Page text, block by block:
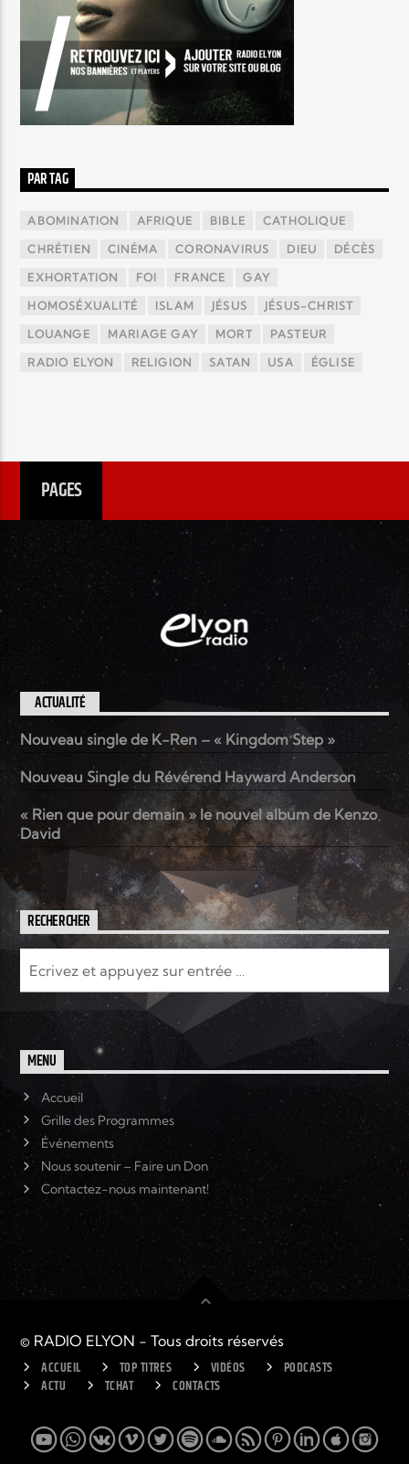
PAR TAG
ABOMINATION AFRIQUE BIBLE CATHOLIQUE
CHRÉTIEN CINÉMA CORONAVIRUS DIEU DÉCÈS
EXHORTATION FOI FRANCE GAY
HOMOSÉXUALITÉ ISLAM JÉSUS JÉSUS-CHRIST
LOUANGE MARIAGE GAY MORT PASTEUR
RADIO ELYON RELIGION SATAN USA ÉGLISE
PAGES
ACTUALITÉ
Nouveau single de K-Ren – « Kingdom Step »
Nouveau Single du Révérend Hayward Anderson
« Rien que pour demain » le nouvel album de Kenzo
David
RECHERCHER
MENU
Accueil
Grille des Programmes
Événements
Nous soutenir – Faire un Don
Contactez-nous maintenant!
© RADIO ELYON - Tous droits réservés
ACCUEIL TOP TITRES VIDÉOS
PODCASTS
ACTU
TCHAT CONTACTS